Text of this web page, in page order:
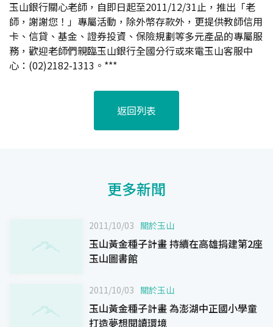
玉山銀行關心老師，自即日起至2011/12/31止，推出「老
師，謝謝您！」專屬活動，除外幣存款外，更提供教師信用
卡、信貸、基金、證券投資、保險規劃等多元產品的專屬服
務，歡迎老師們親臨玉山銀行全國分行或來電玉山客服中
心：(02)2182-1313。***
返回列表
更多新聞
2011/10/03 關於玉山
玉山黃金種子計畫 持續在高雄捐建第2座
玉山圖書館
2011/10/03 關於玉山
玉山黃金種子計畫 為澎湖中正國小學童
打造夢想閱讀環境